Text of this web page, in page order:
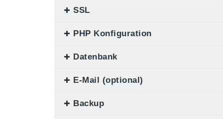
Speicherplatz für Ihre Homepage
PHP Version
SSL
Let's Encrypt SSL Zertifikate
Unterstützung für 1 zusätzliches Let's
Encrypt SSL Zertifikat
Einfache Aktivierung über das IPAX
PHP Konfiguration
PHP Version
Datenbank
Datenbanken inkludiert
Datenbank Speicherplatz
E-Mail (optional)
E-Mail Hosting Addon
Backup